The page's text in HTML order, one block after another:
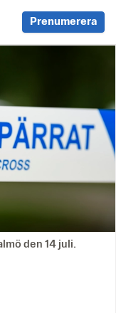
Prenumerera
den 14 juli.